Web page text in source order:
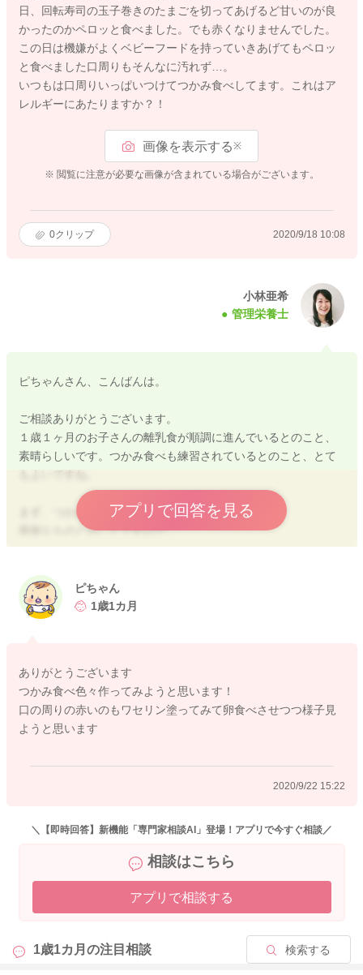
日、回転寿司の玉子巻きのたまごを切ってあげるど甘いのが良
かったのかペロッと食べました。でも赤くなりませんでした。
この日は機嫌がよくベビーフードを持っていきあげてもペロッ
と食べました口周りもそんなに汚れず…。
いつもは口周りいっぱいつけてつかみ食べしてます。これはア
レルギーにあたりますか？！
画像を表示する※
※ 閲覧に注意が必要な画像が含まれている場合がございます。
0クリップ 2020/9/18 10:08
小林亜希
管理栄養士
ピちゃんさん、こんばんは。
ご相談ありがとうございます。
１歳１ヶ月のお子さんの離乳食が順調に進んでいるとのこと、
素晴らしいです。つかみ食べも練習されているとのこと、とて
まず、つかみ食べのメニューについて
簡単なものとのことですので、
おにぎり、食パンを細長く切る、野菜スティック等はいかがで
他にもつかみ食べのレシピをのせておきますので、お子さんの
好みでいろいろ試してみてくださいね。
アレルギー？について
卵の時に出てくることが多いとのことですね。
口周りの湿疹のみであれば、アレルギーであったとしても軽い
ものなのかなと思いますよ。その場合は、慣れることが治療の
ある場合も多いです。しっかり火を通して進めていただくとよ
口周りいっぱいに食事をされるとのことですので、よだれかぶ
れも考えられるのかなと思います。
食事の前にワセリンなどで、口周りを保護してあげて進めてい
よろしくお願いします。
アプリで回答を見る
ピちゃん
1歳1カ月
ありがとうございます
つかみ食べ色々作ってみようと思います！
口の周りの赤いのもワセリン塗ってみて卵食べさせつつ様子見
ようと思います
2020/9/22 15:22
＼【即時回答】新機能「専門家相談AI」登場！アプリで今すぐ相談／
相談はこちら
アプリで相談する
1歳1カ月の注目相談 検索する